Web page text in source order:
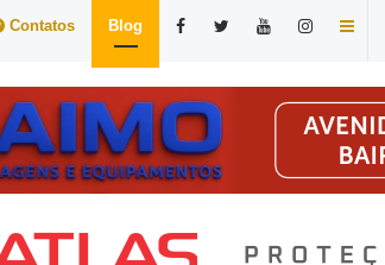
Contatos Blog